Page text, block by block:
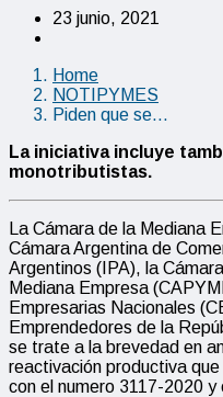
23 junio, 2021
Home
NOTIPYMES
Piden que se…
La iniciativa incluye
monotributistas.
La Cámara de la Mediana
Cámara Argentina de
Argentinos (IPA), la
Mediana Empresa
Empresarias Nacionales
Emprendedores de la
se trate a la brevedad en
reactivación productiva
con el numero 3117-2020